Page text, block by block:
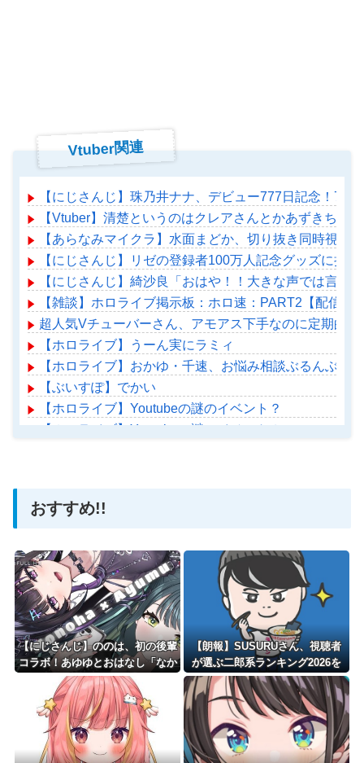
Vtuber関連
【にじさんじ】珠乃井ナナ、デビュー777日記念！77
【Vtuber】清楚というのはクレアさんとかあずきちと
【あらなみマイクラ】水面まどか、切り抜き同時視
【にじさんじ】リゼの登録者100万人記念グッズに折
【にじさんじ】綺沙良「おはや！！大きな声では言
【雑談】ホロライブ掲示板：ホロ速：PART2【配信実
超人気Vチューバーさん、アモアス下手なのに定期的
【ホロライブ】うーん実にラミィ
【ホロライブ】おかゆ・千速、お悩み相談ぶるんぶ
【ぶいすぽ】でかい
【ホロライブ】Youtubeの謎のイベント？
【ホロライブ】Youtubeの謎のイベント？
おすすめ!!
【にじさんじ】ののは、初の後輩
コラボ！あゆゆとおはなし「なか
よくなれるかな？！」【8/7(金)2
0:00】
【朗報】SUSURUさん、視聴者
が選ぶ二郎系ランキング2026を
発表！